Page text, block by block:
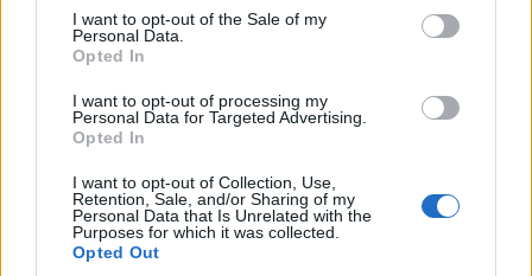
consent section.
I want to opt-out of the Sale of my
Personal Data.
Opted In
I want to opt-out of processing my
Personal Data for Targeted Advertising.
Opted In
I want to opt-out of Collection, Use,
Retention, Sale, and/or Sharing of my
Personal Data that Is Unrelated with the
Purposes for which it was collected.
Opted Out
Zobacz 38 zdjęć